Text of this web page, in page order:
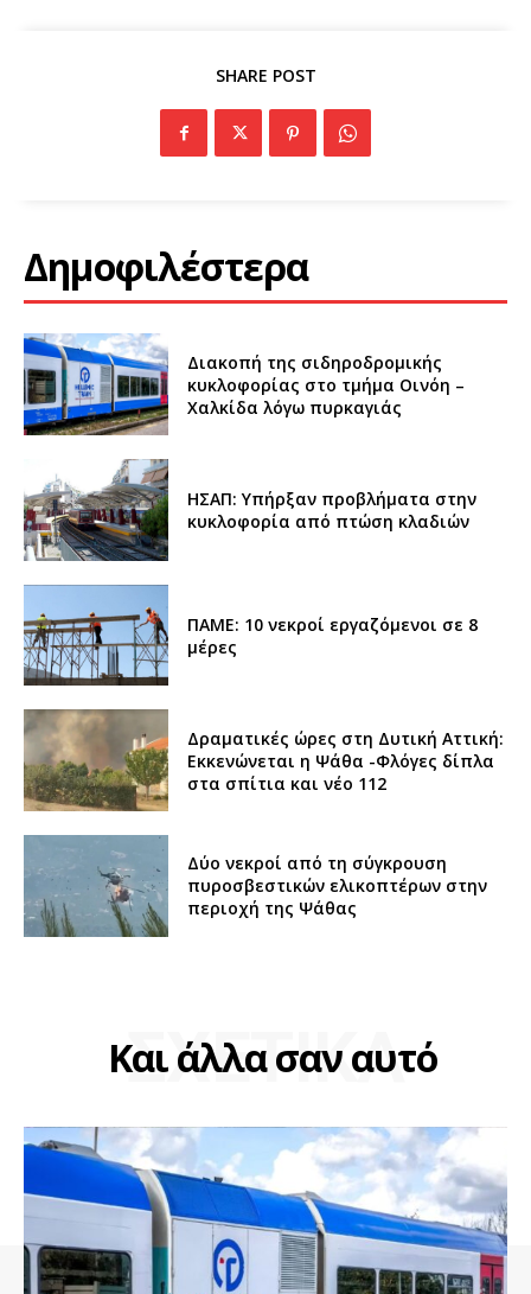
SHARE POST
Δημοφιλέστερα
Διακοπή της σιδηροδρομικής
κυκλοφορίας στο τμήμα Οινόη –
Χαλκίδα λόγω πυρκαγιάς
ΗΣΑΠ: Υπήρξαν προβλήματα στην
κυκλοφορία από πτώση κλαδιών
ΠΑΜΕ: 10 νεκροί εργαζόμενοι σε 8
μέρες
Δραματικές ώρες στη Δυτική Αττική:
Εκκενώνεται η Ψάθα -Φλόγες δίπλα
στα σπίτια και νέο 112
Δύο νεκροί από τη σύγκρουση
πυροσβεστικών ελικοπτέρων στην
περιοχή της Ψάθας
Και άλλα σαν αυτό
ΣΧΕΤΙΚΑ